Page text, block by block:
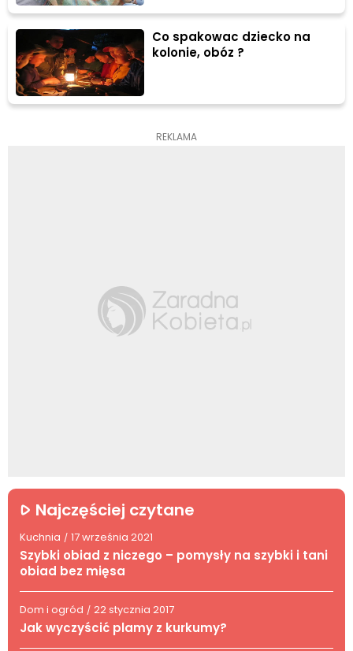
Co spakowac dziecko na
kolonie, obóz ?
REKLAMA
Najczęściej czytane
Kuchnia / 17 września 2021
Szybki obiad z niczego – pomysły na szybki i tani
obiad bez mięsa
Dom i ogród / 22 stycznia 2017
Jak wyczyścić plamy z kurkumy?